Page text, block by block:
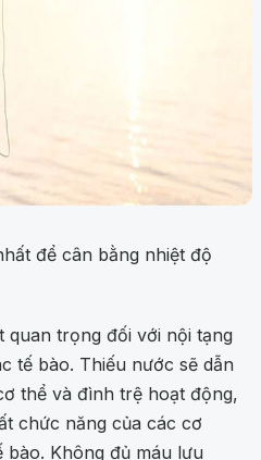
để cân bằng nhiệt độ
quan trọng đối với nội tạng
tế bào. Thiếu nước sẽ dẫn
thể và đình trệ hoạt động,
chức năng của các cơ
Không đủ máu lưu